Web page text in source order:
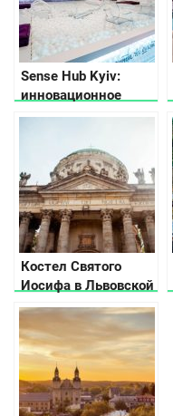
Sense Hub Kyiv:
инновационное
пространство для
вдохновения
Костел Святого
Иосифа в Львовской
области